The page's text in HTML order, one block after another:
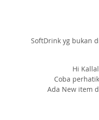
SoftDrink yg bukan
Hi
Coba
Ada New item